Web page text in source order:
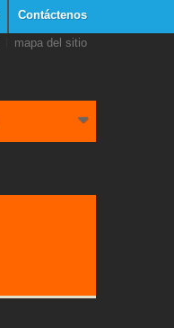
Contáctenos
mapa del sitio